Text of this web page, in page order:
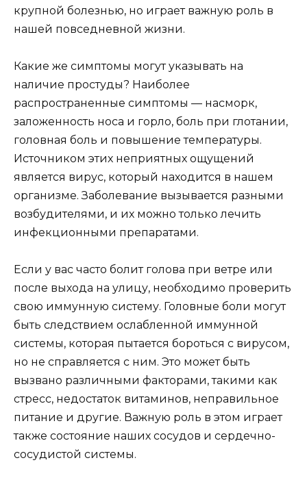
крупной болезнью, но играет важную роль в
нашей повседневной жизни.
Какие же симптомы могут указывать на
наличие простуды? Наиболее
распространенные симптомы — насморк,
заложенность носа и горло, боль при глотании,
головная боль и повышение температуры.
Источником этих неприятных ощущений
является вирус, который находится в нашем
организме. Заболевание вызывается разными
возбудителями, и их можно только лечить
инфекционными препаратами.
Если у вас часто болит голова при ветре или
после выхода на улицу, необходимо проверить
свою иммунную систему. Головные боли могут
быть следствием ослабленной иммунной
системы, которая пытается бороться с вирусом,
но не справляется с ним. Это может быть
вызвано различными факторами, такими как
стресс, недостаток витаминов, неправильное
питание и другие. Важную роль в этом играет
также состояние наших сосудов и сердечно-
сосудистой системы.